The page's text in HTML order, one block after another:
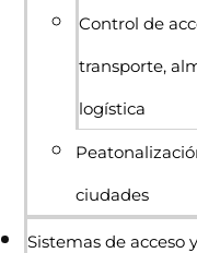
Control de
transporte,
logística
ciudades
Sistemas de acceso